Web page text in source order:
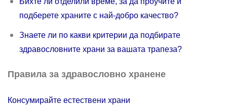
подберете храните с най-добро качество?
Знаете ли по какви критерии да подбирате
здравословните храни за вашата трапеза?
Правила за здравословно хранене
Консумирайте естествени храни